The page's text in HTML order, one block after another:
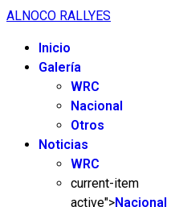
ALNOCO RALLYES
Inicio
Galería
WRC
Nacional
Otros
Noticias
WRC
current-item
active">Nacional